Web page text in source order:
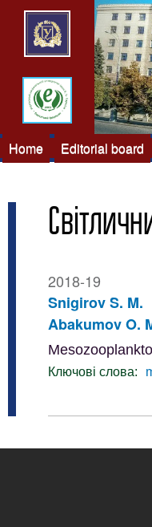
Home Editorial board
2018-19
Snigirov S. M.
Abakumov O.
Ключові слова: